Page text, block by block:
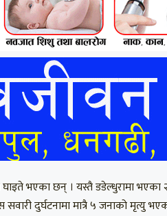
भएका छन् । यस्तै डडेल्धुरामा भएका
दुर्घटनामा मात्रै ५ जनाको मृत्यु